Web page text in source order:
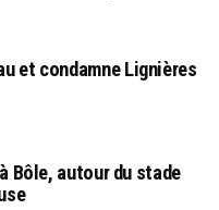
et condamne Lignières
Bôle, autour du stade